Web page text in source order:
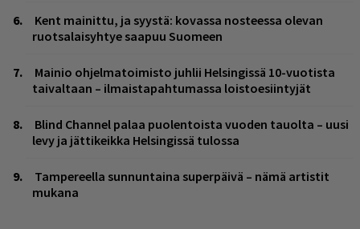
Kent mainittu, ja syystä: kovassa nosteessa olevan
ruotsalaisyhtye saapuu Suomeen
Mainio ohjelmatoimisto juhlii Helsingissä 10-vuotista
taivaltaan – ilmaistapahtumassa loistoesiintyjät
Blind Channel palaa puolentoista vuoden tauolta – uusi
levy ja jättikeikka Helsingissä tulossa
Tampereella sunnuntaina superpäivä – nämä artistit
mukana